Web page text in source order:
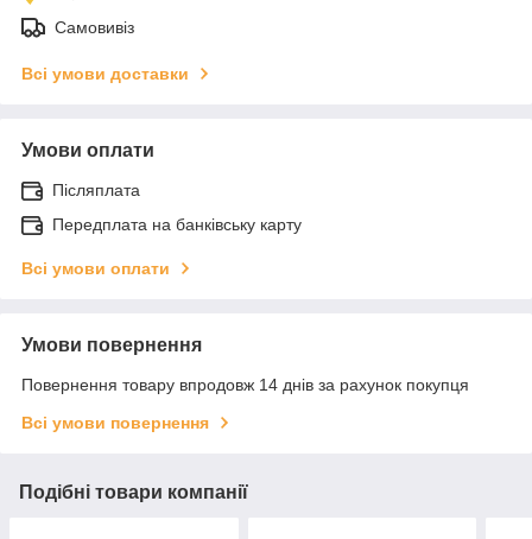
Самовивіз
Всі умови доставки
Умови оплати
Післяплата
Передплата на банківську карту
Всі умови оплати
Умови повернення
Повернення товару впродовж 14 днів за рахунок покупця
Всі умови повернення
Подібні товари компанії